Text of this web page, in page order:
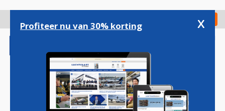
gaan
Check in
Profiteer nu van 30% korting x